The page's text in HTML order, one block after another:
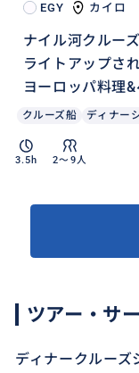
EGY カイロ
ナイル河クルー
ライトアップさ
ヨーロッパ料理
クルーズ船 ディナー
3.5h 2〜9人
ツアー・サ
ディナークルーズ